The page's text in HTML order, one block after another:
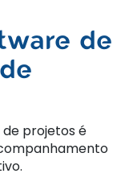
de
projetos é